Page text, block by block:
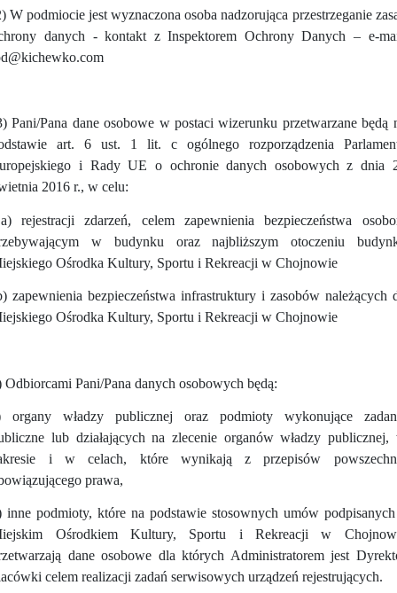
W podmiocie jest wyznaczona osoba nadzorująca przestrzeganie
danych - kontakt z Inspektorem Ochrony Danych – e-
Pani/Pana dane osobowe w postaci wizerunku przetwarzane będą
art. 6 ust. 1 lit. c ogólnego rozporządzenia
i Rady UE o ochronie danych osobowych z dnia
2016 r., w celu:
a) rejestracji zdarzeń, celem zapewnienia bezpieczeństwa
w budynku oraz najbliższym otoczeniu
Ośrodka Kultury, Sportu i Rekreacji w Chojnowie
zapewnienia bezpieczeństwa infrastruktury i zasobów należących
Ośrodka Kultury, Sportu i Rekreacji w Chojnowie
Odbiorcami Pani/Pana danych osobowych będą:
organy władzy publicznej oraz podmioty wykonujące
lub działających na zlecenie organów władzy publicznej,
i w celach, które wynikają z przepisów
prawa,
inne podmioty, które na podstawie stosownych umów
Ośrodkiem Kultury, Sportu i Rekreacji w
dane osobowe dla których Administratorem jest
celem realizacji zadań serwisowych urządzeń rejestrujących.